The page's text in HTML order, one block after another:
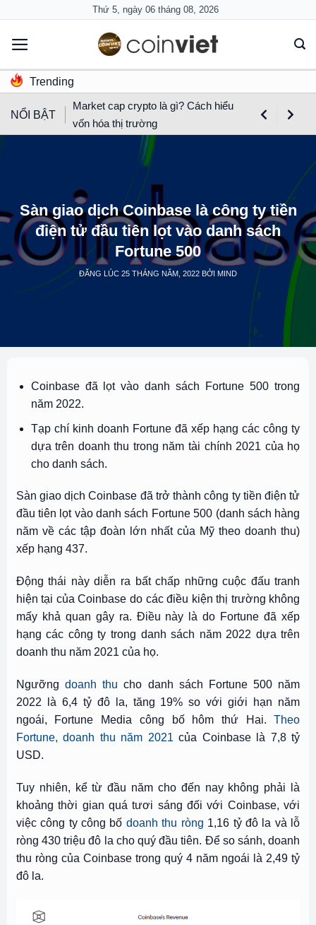
content
Thứ 5, ngày 06 tháng 08, 2026
Trending
NỔI BẬT
Market cap crypto là gì? Cách hiểu
vốn hóa thị trường
Sàn giao dịch Coinbase là công ty tiền
điện tử đầu tiên lọt vào danh sách
Fortune 500
ĐĂNG LÚC 25 THÁNG NĂM, 2022 BỞI MIND
Coinbase đã lọt vào danh sách Fortune 500 trong
năm 2022.
Tạp chí kinh doanh Fortune đã xếp hạng các công ty
dựa trên doanh thu trong năm tài chính 2021 của họ
cho danh sách.
Sàn giao dịch Coinbase đã trở thành công ty tiền điện tử
đầu tiên lọt vào danh sách Fortune 500 (danh sách hàng
năm về các tập đoàn lớn nhất của Mỹ theo doanh thu)
xếp hạng 437.
Động thái này diễn ra bất chấp những cuộc đấu tranh
hiện tại của Coinbase do các điều kiện thị trường không
mấy khả quan gây ra. Điều này là do Fortune đã xếp
hạng các công ty trong danh sách năm 2022 dựa trên
doanh thu năm 2021 của họ.
Ngưỡng doanh thu cho danh sách Fortune 500 năm
2022 là 6,4 tỷ đô la, tăng 19% so với giới hạn năm
ngoái, Fortune Media công bố hôm thứ Hai.Theo
Fortune, doanh thu năm 2021 của Coinbase là 7,8 tỷ
USD.
Tuy nhiên, kể từ đầu năm cho đến nay không phải là
khoảng thời gian quá tươi sáng đối với Coinbase, với
việc công ty công bố doanh thu ròng 1,16 tỷ đô la và lỗ
ròng 430 triệu đô la cho quý đầu tiên. Để so sánh, doanh
thu ròng của Coinbase trong quý 4 năm ngoái là 2,49 tỷ
đô la.